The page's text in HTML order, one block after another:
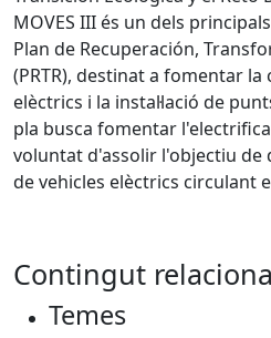
MOVES III és un dels
Plan de Recuperación,
(PRTR), destinat a fomentar la
elèctrics i la instal·lació de
pla busca fomentar
voluntat d'assolir l'objectiu de
de vehicles elèctrics circulant
Contingut
Temes